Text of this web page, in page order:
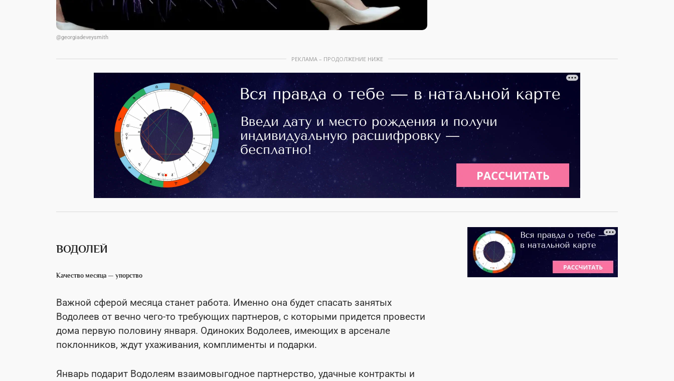
@georgiadeveysmith
РЕКЛАМА – ПРОДОЛЖЕНИЕ НИЖЕ
ВОДОЛЕЙ
Качество месяца — упорство
Важной сферой месяца станет работа. Именно она будет спасать занятых
Водолеев от вечно чего-то требующих партнеров, с которыми придется провести
дома первую половину января. Одиноких Водолеев, имеющих в арсенале
поклонников, ждут ухаживания, комплименты и подарки.
Январь подарит Водолеям взаимовыгодное партнерство, удачные контракты и